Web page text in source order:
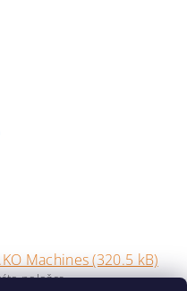
Machines (320.5 kB)
položce.